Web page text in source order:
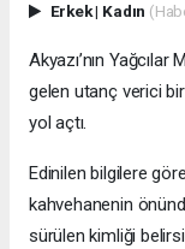
Erkek| Kadın
Akyazı’nın
gelen utanç verici
yol açtı.
Edinilen bilgilere
kahvehanenin
sürülen kimliği